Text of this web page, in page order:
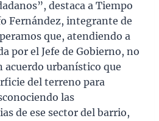
destaca a Tiempo
Fernández, integrante de
que, atendiendo a
por el Jefe de Gobierno, no
acuerdo urbanístico que
del terreno para
las
de ese sector del barrio,